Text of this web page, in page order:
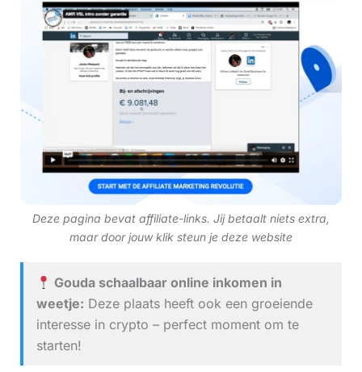
Deze pagina bevat affiliate-links. Jij betaalt niets extra,
maar door jouw klik steun je deze website
Gouda schaalbaar online inkomen in
weetje: Deze plaats heeft ook een groeiende
interesse in crypto – perfect moment om te
starten!